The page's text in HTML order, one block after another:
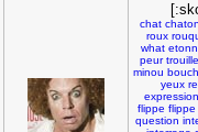
chat
roux
what
peur trouille
minou
yeux
expression
flippe flippe
question